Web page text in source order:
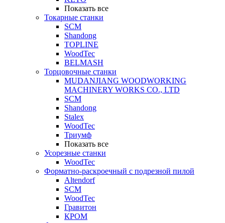
Показать все
Токарные станки
SCM
Shandong
TOPLINE
WoodTec
BELMASH
Торцовочные станки
MUDANJIANG WOODWORKING
MACHINERY WORKS CO., LTD
SCM
Shandong
Stalex
WoodTec
Триумф
Показать все
Усорезные станки
WoodTec
Форматно-раскроечный с подрезной пилой
Altendorf
SCM
WoodTec
Гравитон
КРОМ